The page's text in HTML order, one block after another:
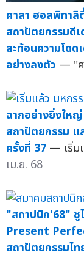
ศาลา ฮอสพิทาลิ
สถาปัตยกรรมดี
สะท้อนความโด
อย่างลงตัว — "ศ
ฉากอย่างยิ่งให
สถาปัตยกรรม
ครั้งที่ 37 — เริ่ม
เม.ย. 68
"สถาปนิก'68" ชู
Present
สถาปัตยกรรมไ